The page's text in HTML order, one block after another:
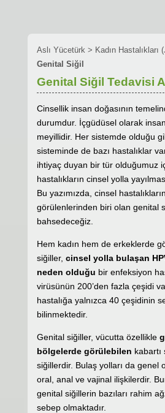
Aslı Yücetürk> Kadın Hastalıkları
Genital Siğil
Genital Siğil Tedavisi
Cinsellik insan doğasının
durumdur. İçgüdüsel olarak
meyillidir. Her sistemde olduğu
sisteminde de bazı hastalıklar
ihtiyaç duyan bir tür olduğumuz
hastalıkların cinsel yolla
Bu yazımızda, cinsel
görülenlerinden biri olan genital
bahsedeceğiz.
Hem kadın hem de erkeklerde
siğiller, cinsel yolla bulaşan
neden olduğu bir enfeksiyon
virüsünün 200’den fazla çeşidi
hastalığa yalnızca 40 çeşidinin
bilinmektedir.
Genital siğiller, vücutta özellikle
bölgelerde görülebilen kabartı
siğillerdir. Bulaş yolları da genel
oral, anal ve vajinal ilişkilerdir.
genital siğillerin bazıları rahim
sebep olmaktadır.